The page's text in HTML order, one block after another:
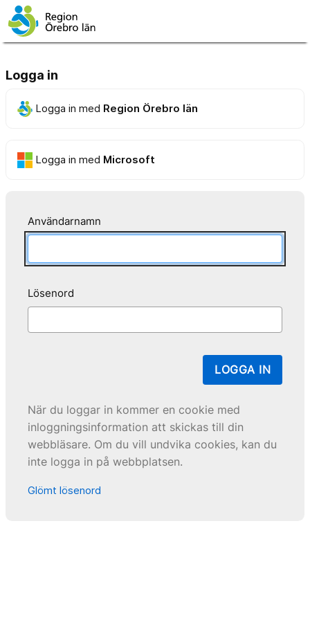
Logga in
Logga in med Region Örebro län
Logga in med Microsoft
Användarnamn
Lösenord
LOGGA IN
När du loggar in kommer en cookie med
inloggningsinformation att skickas till din
webbläsare. Om du vill undvika cookies, kan du
inte logga in på webbplatsen.
Glömt lösenord